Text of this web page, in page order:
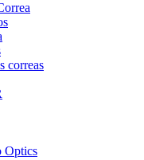
correas
Optics